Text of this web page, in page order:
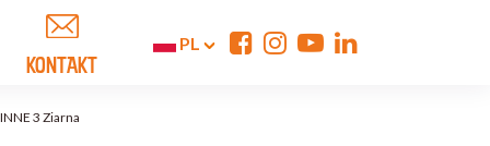
KONTAKT
PL
3 Ziarna